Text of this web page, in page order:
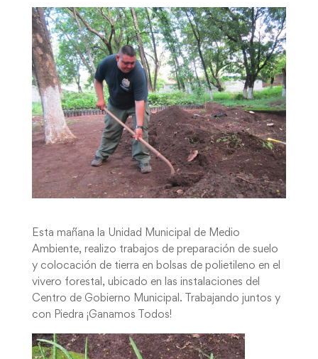
Esta mañana la Unidad Municipal de Medio
Ambiente, realizo trabajos de preparación de suelo
y colocación de tierra en bolsas de polietileno en el
vivero forestal, ubicado en las instalaciones del
Centro de Gobierno Municipal. Trabajando juntos y
con Piedra ¡Ganamos Todos!